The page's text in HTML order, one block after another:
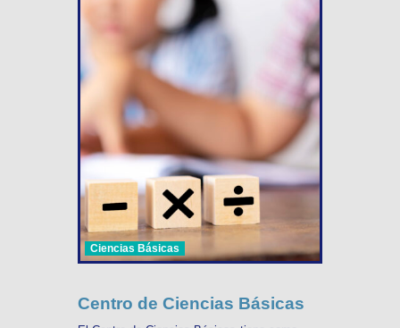
Ciencias Básicas
Centro de Ciencias Básicas